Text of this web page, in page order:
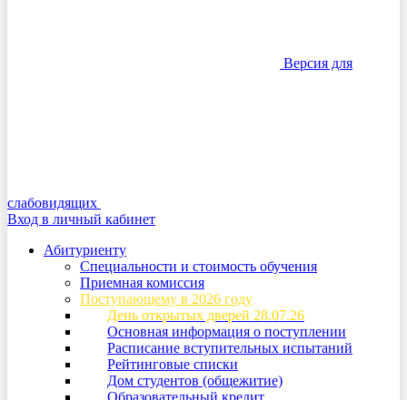
Версия для
слабовидящих
Вход в личный кабинет
Абитуриенту
Специальности и стоимость обучения
Приемная комиссия
Поступающему в 2026 году
День открытых дверей 28.07.26
Основная информация о поступлении
Расписание вступительных испытаний
Рейтинговые списки
Дом студентов (общежитие)
Образовательный кредит